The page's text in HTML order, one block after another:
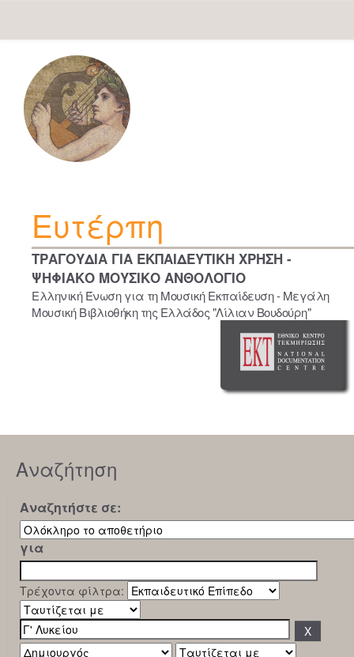
navigation
Ευτέρπη
ΤΡΑΓΟΥΔΙΑ ΓΙΑ ΕΚΠΑΙΔΕΥΤΙΚΗ ΧΡΗΣΗ -
ΨΗΦΙΑΚΟ ΜΟΥΣΙΚΟ ΑΝΘΟΛΟΓΙΟ
Ελληνική Ένωση για τη Μουσική Εκπαίδευση - Μεγάλη
Μουσική Βιβλιοθήκη της Ελλάδος "Λίλιαν Βουδούρη"
Αναζήτηση
Αναζητήστε σε:
για
Τρέχοντα φίλτρα: